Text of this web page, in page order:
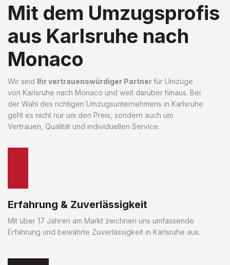
Mit dem Umzugsprofis
aus Karlsruhe nach
Monaco
Wir sind Ihr vertrauenswürdiger Partnerfür Umzüge
von Karlsruhe nach Monaco und weit darüber hinaus. Bei
der Wahl des richtigen Umzugsunternehmens in Karlsruhe
geht es nicht nur um den Preis, sondern auch um
Vertrauen, Qualität und individuellen Service.
Erfahrung & Zuverlässigkeit
Mit über 17 Jahren am Markt zeichnen uns umfassende
Erfahrung und bewährte Zuverlässigkeit in Karlsruhe aus.